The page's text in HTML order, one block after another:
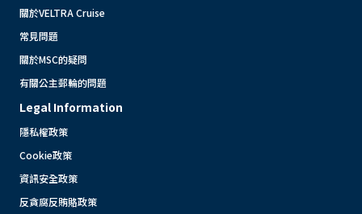
關於VELTRA Cruise
常見問題
關於MSC的疑問
有關公主郵輪的問題
Legal Information
隱私權政策
Cookie政策
資訊安全政策
反貪腐反賄賂政策